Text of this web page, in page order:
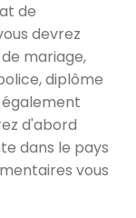
de
devrez
mariage,
diplôme
d'abord
dans le pays
vous